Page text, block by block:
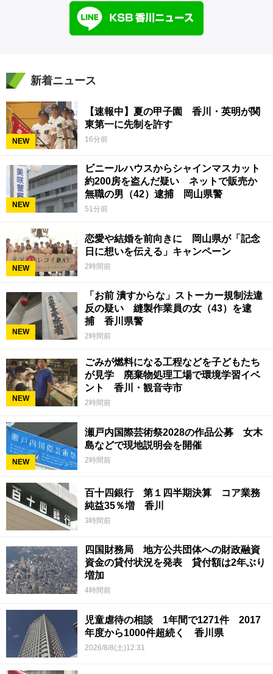
新着ニュース
NEW
【速報中】夏の甲子園 香川・英明が関
東第一に先制を許す
16分前
NEW
ビニールハウスからシャインマスカット
約200房を盗んだ疑い ネットで販売か
無職の男（42）逮捕 岡山県警
51分前
NEW
恋愛や結婚を前向きに 岡山県が「記念
日に想いを伝える」キャンペーン
2時間前
NEW
「お前 潰すからな」ストーカー規制法違
反の疑い 縫製作業員の女（43）を逮
捕 香川県警
2時間前
NEW
ごみが燃料になる工程などを子どもたち
が見学 廃棄物処理工場で環境学習イベ
ント 香川・観音寺市
2時間前
NEW
瀬戸内国際芸術祭2028の作品公募 女木
島などで現地説明会を開催
2時間前
百十四銀行 第１四半期決算 コア業務
純益35％増 香川
3時間前
四国財務局 地方公共団体への財政融資
資金の貸付状況を発表 貸付額は2年ぶり
増加
4時間前
児童虐待の相談 1年間で1271件 2017
年度から1000件超続く 香川県
2026/8/8(土)12:31